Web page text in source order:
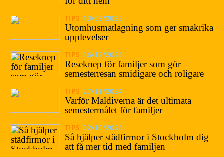
TIPS 13/02/2025
Utomhusmatlagning som ger smakrika
upplevelser
TIPS 16/12/2024
Reseknep för familjer som gör
semesterresan smidigare och roligare
TIPS 27/11/2024
Varför Maldiverna är det ultimata
semestermålet för familjer
TIPS 02/10/2024
Så hjälper städfirmor i Stockholm dig
att få mer tid med familjen